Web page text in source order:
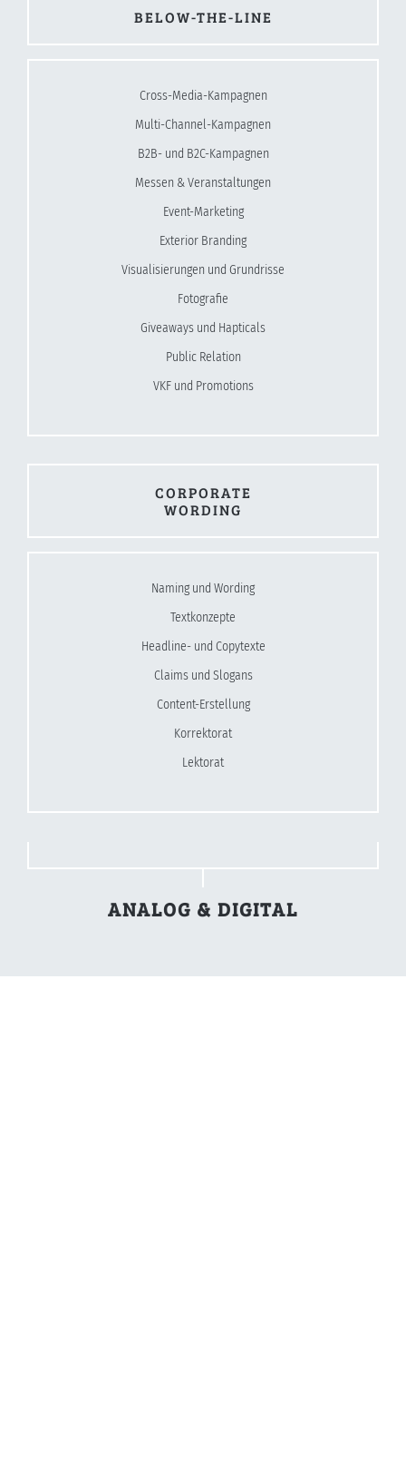
BELOW-THE-LINE
Cross-Media-Kampagnen
Multi-Channel-Kampagnen
B2B- und B2C-Kampagnen
Messen & Veranstaltungen
Event-Marketing
Exterior Branding
Visualisierungen und Grundrisse
Fotografie
Giveaways und Hapticals
Public Relation
VKF und Promotions
CORPORATE
WORDING
Naming und Wording
Textkonzepte
Headline- und Copytexte
Claims und Slogans
Content-Erstellung
Korrektorat
Lektorat
ANALOG & DIGITAL